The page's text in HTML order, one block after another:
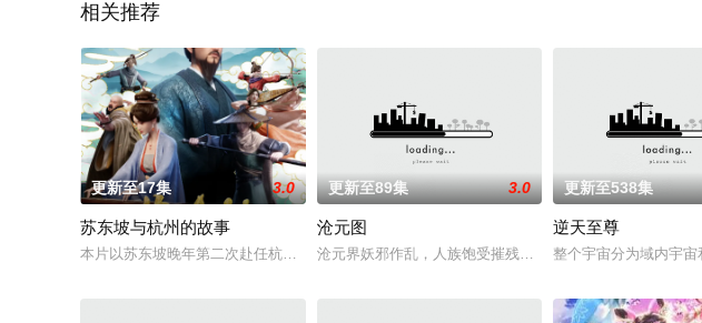
相关推荐
更新至17集 3.0
苏东坡与杭州的故事
本片以苏东坡晚年第二次赴任杭州，与老友佛印（一心想将苏东坡渡入佛门）、辽国女粉丝耶律
更新至89集 3.0
沧元图
沧元界妖邪作乱，人族饱受摧残，主角孟川自小立下为母复
更新至538集
逆天至尊
整个宇宙分为域内宇宙